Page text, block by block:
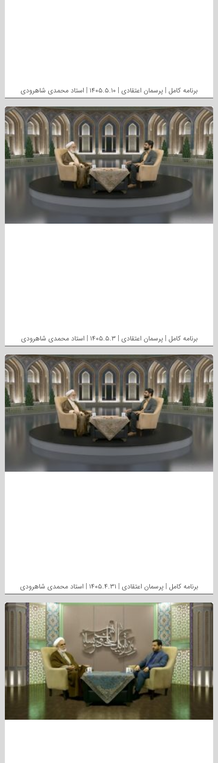
برنامه کامل | پرسمان اعتقادی | ۱۴۰۵.۵.۱۰ | استاد محمدی شاهرودی
برنامه کامل | پرسمان اعتقادی | ۱۴۰۵.۵.۳ | استاد محمدی شاهرودی
برنامه کامل | پرسمان اعتقادی | ۱۴۰۵.۴.۳۱ | استاد محمدی شاهرودی